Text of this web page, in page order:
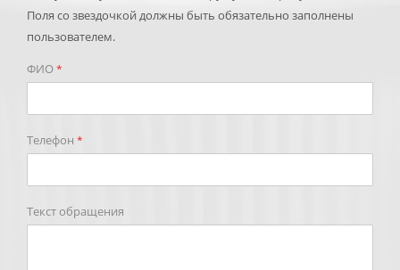
Поля со звездочкой должны быть обязательно заполнены
пользователем.
ФИО*
Телефон *
Текст обращения